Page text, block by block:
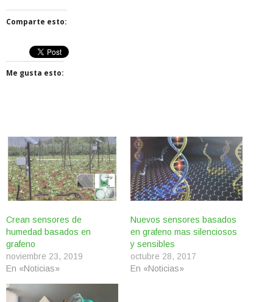
Comparte esto:
Me gusta esto:
Crean sensores de
humedad basados en
grafeno
noviembre 23, 2019
En «Noticias»
Nuevos sensores basados
en grafeno mas silenciosos
y sensibles
octubre 28, 2017
En «Noticias»